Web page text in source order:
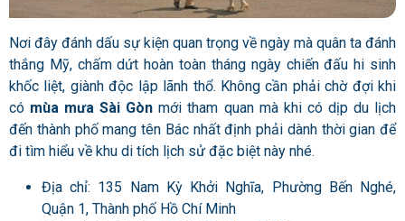
Nơi đây đánh dấu sự kiện quan trọng về ngày mà quân ta đánh
thắng Mỹ, chấm dứt hoàn toàn tháng ngày chiến đấu hi sinh
khốc liệt, giành độc lập lãnh thổ. Không cần phải chờ đợi khi
có mùa mưa Sài Gòn mới tham quan mà khi có dịp du lịch
đến thành phố mang tên Bác nhất định phải dành thời gian để
đi tìm hiểu về khu di tích lịch sử đặc biệt này nhé.
Địa chỉ: 135 Nam Kỳ Khởi Nghĩa, Phường Bến Nghé,
Quận 1, Thành phố Hồ Chí Minh